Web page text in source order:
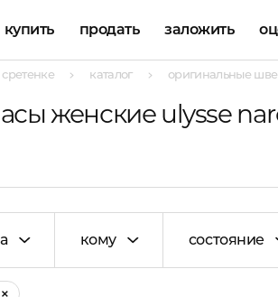
купить продать заложить
каталог оригинальные
женские ulysse
кому состояние